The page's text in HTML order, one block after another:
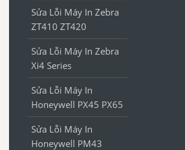
Sửa Lỗi Máy In Zebra
ZT410 ZT420
Sửa Lỗi Máy In Zebra
Xi4 Series
Sửa Lỗi Máy In
Honeywell PX45 PX65
Sửa Lỗi Máy In
Honeywell PM43